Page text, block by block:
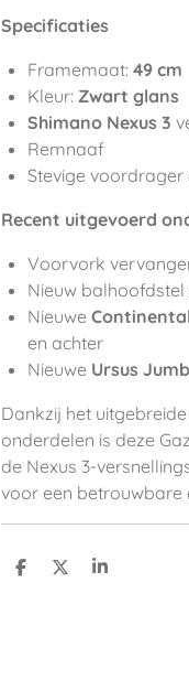
Specificaties
Framemaat: 49 cm
Kleur: Zwart glans
Shimano Nexus 3
Remnaaf
Stevige
Recent uitgevoerd
Voorvork
Nieuw
Nieuwe
en achter
Nieuwe Ursus
Dankzij het
onderdelen is deze
de Nexus 3-
voor een betrouwbare
D
D
S